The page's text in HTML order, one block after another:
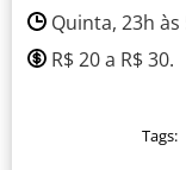
Quinta, 23h
R$ 20 a R$ 30.
Tags: